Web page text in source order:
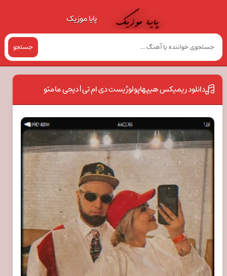
پایا موزیک
جستجو
دانلود ریمیکس هیپهاپولوژیست دی ام تی | دیجی مامتو